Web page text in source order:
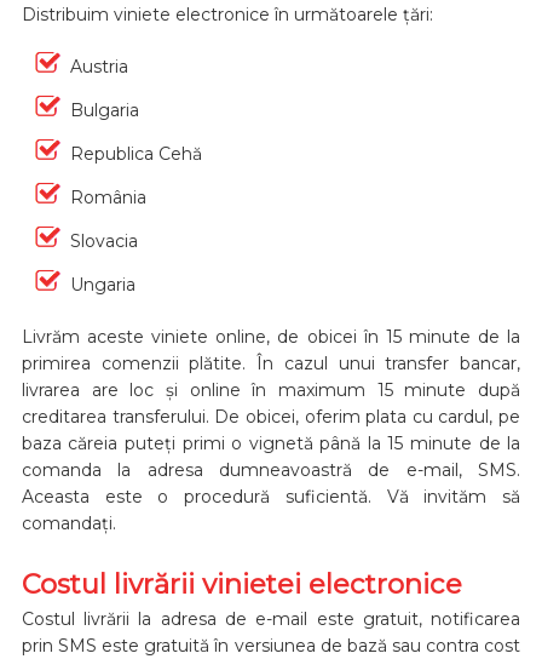
Distribuim viniete electronice în următoarele țări:
Austria
Bulgaria
Republica Cehă
România
Slovacia
Ungaria
Livrăm aceste viniete online, de obicei în 15 minute de la
primirea comenzii plătite. În cazul unui transfer bancar,
livrarea are loc și online în maximum 15 minute după
creditarea transferului. De obicei, oferim plata cu cardul, pe
baza căreia puteți primi o vignetă până la 15 minute de la
comanda la adresa dumneavoastră de e-mail, SMS.
Aceasta este o procedură suficientă. Vă invităm să
comandați.
Costul livrării vinietei electronice
Costul livrării la adresa de e-mail este gratuit, notificarea
prin SMS este gratuită în versiunea de bază sau contra cost